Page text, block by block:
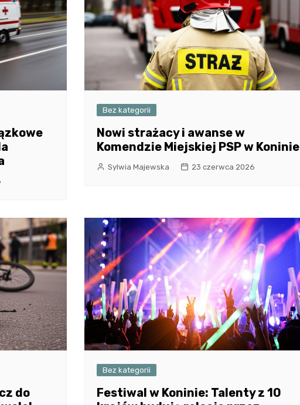
Bez kategorii
Nowi strażacy i awanse w
Komendzie Miejskiej PSP w Koninie
Sylwia Majewska 23 czerwca 2026
do
Bez kategorii
Festiwal w Koninie: Talenty z 10